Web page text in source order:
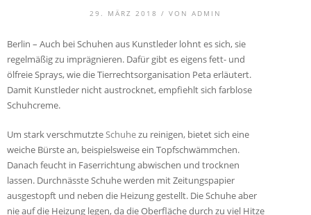
29. MÄRZ 2018 / VON ADMIN
Berlin – Auch bei Schuhen aus Kunstleder lohnt es sich, sie
regelmäßig zu imprägnieren. Dafür gibt es eigens fett- und
ölfreie Sprays, wie die Tierrechtsorganisation Peta erläutert.
Damit Kunstleder nicht austrocknet, empfiehlt sich farblose
Schuhcreme.
Um stark verschmutzteSchuhezu reinigen, bietet sich eine
weiche Bürste an, beispielsweise ein Topfschwämmchen.
Danach feucht in Faserrichtung abwischen und trocknen
lassen. Durchnässte Schuhe werden mit Zeitungspapier
ausgestopft und neben die Heizung gestellt. Die Schuhe aber
nie auf die Heizung legen, da die Oberfläche durch zu viel Hitze